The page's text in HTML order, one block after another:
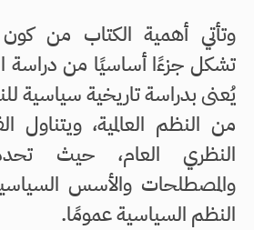
وتأتي أهمية الكتاب من
تشكل جزءًا أساسيًا من دراسة
يُعنى بدراسة تاريخية سياسية
من النظم العالمية، ويتناول
النظري العام، حيث
والمصطلحات والأسس
النظم السياسية عمومًا.